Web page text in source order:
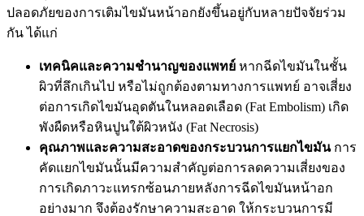
ปลอดภัยของการเติมไขมันหน้าอกยังขึ้นอยู่กับหลายปัจจัยร่วม
กัน ได้แก่
เทคนิคและความชำนาญของแพทย์ หากฉีดไขมันในชั้น
ผิวที่ลึกเกินไป หรือไม่ถูกต้องตามทางการแพทย์ อาจเสี่ยง
ต่อการเกิดไขมันอุดตันในหลอดเลือด (Fat Embolism) เกิด
พังผืดหรือหินปูนใต้ผิวหนัง (Fat Necrosis)
คุณภาพและความสะอาดของกระบวนการแยกไขมันการ
คัดแยกไขมันนั้นมีความสำคัญต่อการลดความเสี่ยงของ
การเกิดภาวะแทรกซ้อนภายหลังการฉีดไขมันหน้าอก
อย่างมาก จึงต้องรักษาความสะอาด ให้กระบวนการมี